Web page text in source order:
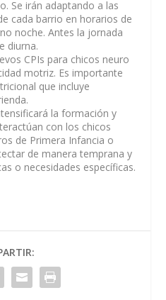
Se irán adaptando a las
cada barrio en horarios de
noche. Antes la jornada
diurna.
CPIs para chicos neuro
motriz. Es importante
que incluye
la formación y
con los chicos
de Primera Infancia o
de manera temprana y
o necesidades específicas.